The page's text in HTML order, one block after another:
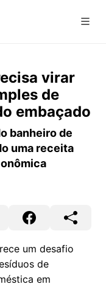
virar
de
embaçado
banheiro de
uma receita
um desafio
de
em